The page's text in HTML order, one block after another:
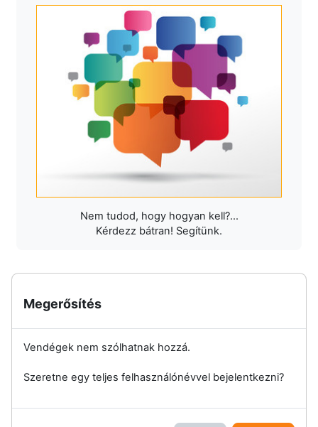
Nem tudod, hogy hogyan kell?...
Kérdezz bátran! Segítünk.
Megerősítés
Vendégek nem szólhatnak hozzá.
Szeretne egy teljes felhasználónévvel bejelentkezni?